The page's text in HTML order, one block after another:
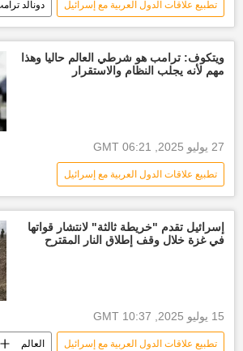
تطبيع علاقات الدول العربية مع إسرائيل دونالد
الولايات المتحدة الأمريكية السعودية
العالم
ويتكوف: ترامب هو شرطي العالم حاليا وهذا
مهم لأنه يجلب النظام والاستقرار
27 يوليو 2025, 06:21 GMT
تطبيع علاقات الدول العربية مع إسرائيل
الولايات المتحدة الأمريكية العالم
أخبار العالم الآن الأخبار دونالدإسرائيل تقدم "خريطة ثالثة" لانتشار قواتها
في غزة خلال وقف إطلاق النار المقترح
15 يوليو 2025, 10:37 GMT
تطبيع علاقات الدول العربية مع إسرائيل العالم